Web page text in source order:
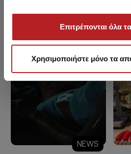
Επιτρέπονται όλα
Χρησιμοποιήστε μόνο τα
Minerva
NEWS